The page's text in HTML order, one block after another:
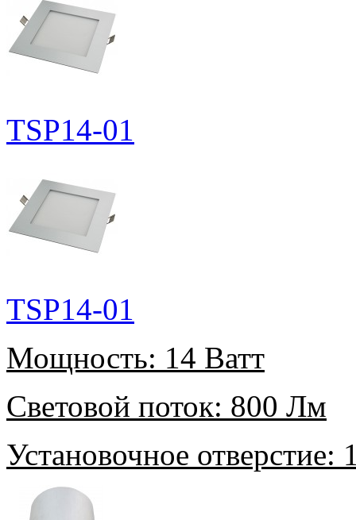
TSP14-01
TSP14-01
Мощность: 14 Ватт
Световой поток: 800 Лм
Установочное отверстие: